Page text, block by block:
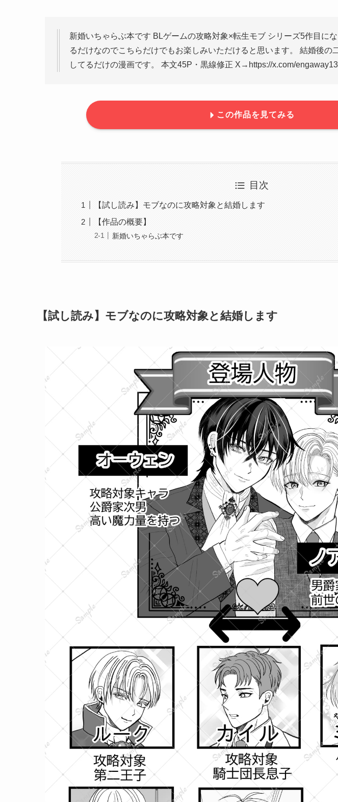
新婚いちゃらぶ本です BLゲームの攻略対象×転生モブ シリーズ5作目に
るだけなのでこちらだけでもお楽しみいただけると思います。 結婚後の
してるだけの漫画です。 本文45P・黒線修正 X→https://x.com/engaway13
この作品を見てみる
目次
【試し読み】モブなのに攻略対象と結婚します
【作品の概要】
新婚いちゃらぶ本です
【試し読み】モブなのに攻略対象と結婚します